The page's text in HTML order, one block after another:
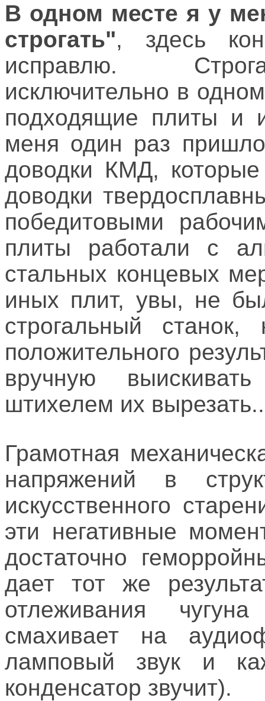
В одном месте я у
строгать", здесь
исправлю.
исключительно в
подходящие плиты и
меня один раз
доводки КМД,
доводки
победитовыми
плиты работали с
стальных концевых
иных плит, увы, не
строгальный
положительного
вручную
штихелем их
Грамотная
напряжений в
искусственного
эти негативные
достаточно
дает тот же
отлеживания
смахивает на
ламповый звук и
конденсатор звучит).